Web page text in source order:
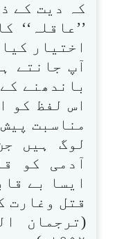
کہ دیت کے
’’عاقلہ‘‘
اختیار
آپ جانتے
باندھنے
اس لفظ کو
مناسبت
لوگ ہیں
آدمی کو
ایسا بے
قتل وغارت
(ترجمان